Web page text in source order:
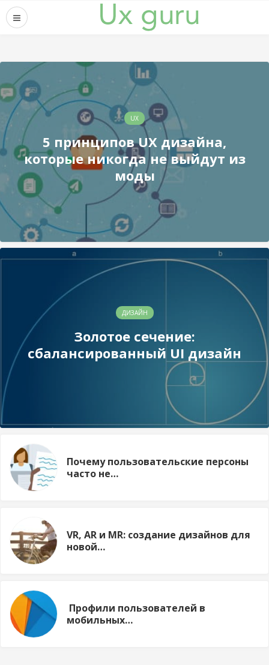
UX
5 принципов UX дизайна,
которые никогда не выйдут из
моды
ДИЗАЙН
Золотое сечение:
сбалансированный UI дизайн
Почему пользовательские персоны
часто не…
VR, AR и MR: создание дизайнов для
новой…
Профили пользователей в
мобильных…